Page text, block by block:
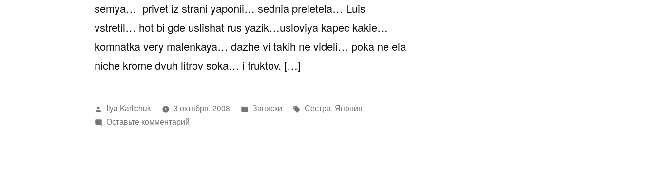
semya… privet iz strani yaponii… sednia preletela… Luis
vstretil… hot bi gde uslishat rus yazik…usloviya kapec kakie…
komnatka very malenkaya… dazhe vi takih ne videli… poka ne ela
niche krome dvuh litrov soka… i fruktov. […]
Написано
автором
Ilya Karlichuk 3 октября, 2008
Написано
Записки Метки:
Сестра, Япония
Оставьте комментарий